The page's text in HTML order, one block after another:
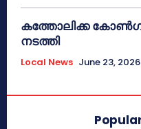
കത്തോലിക്ക
നടത്തി
Local News June 23, 2026